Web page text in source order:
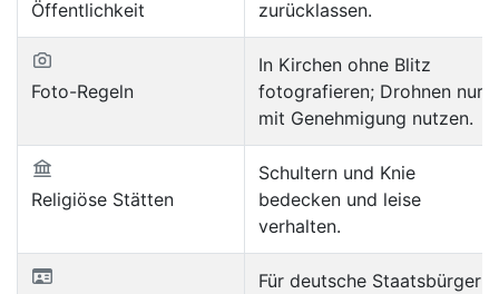
Öffentlichkeit zurücklassen.
Foto-Regeln
In Kirchen ohne Blitz
fotografieren; Drohnen nur
mit Genehmigung nutzen.
Religiöse Stätten
Schultern und Knie
bedecken und leise
verhalten.
Für deutsche Staatsbürger